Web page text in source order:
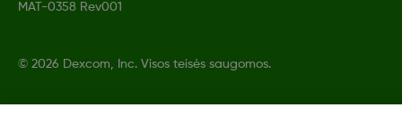
MAT-0358 Rev001
© 2026 Dexcom, Inc. Visos teisės saugomos.